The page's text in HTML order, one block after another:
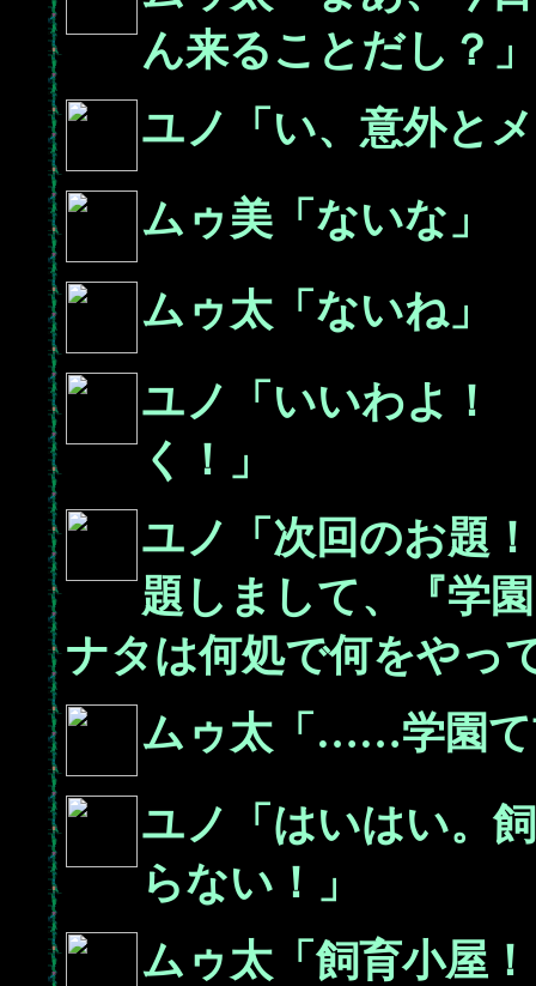
ん来ることだし？」
ユノ「い、意外と
ムゥ美「ないな」
ムゥ太「ないね」
ユノ「いいわよ！
く！」
ユノ「次回のお題
題しまして、『学
ナタは何処で何をやっ
ムゥ太「……学園て
ユノ「はいはい。
らない！」
ムゥ太「飼育小屋